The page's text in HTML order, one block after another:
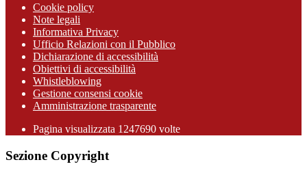
Cookie policy
Note legali
Informativa Privacy
Ufficio Relazioni con il Pubblico
Dichiarazione di accessibilità
Obiettivi di accessibilità
Whistleblowing
Gestione consensi cookie
Amministrazione trasparente
Pagina visualizzata 1247690 volte
Sezione Copyright